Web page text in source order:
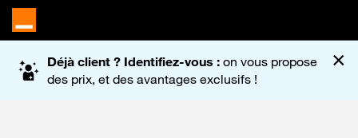
Accueil du site Orange
Déjà client ? Identifiez-vous : on vous propose
des prix, et des avantages exclusifs !
×